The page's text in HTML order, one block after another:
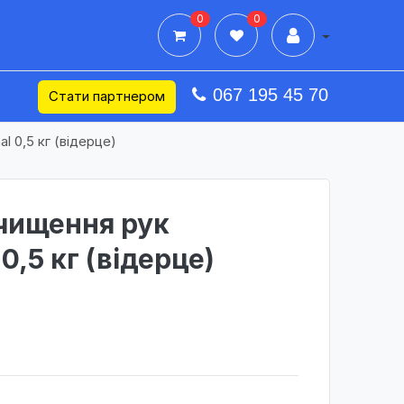
0 0
Стати партнером 067 195 45 70
0,5 кг (відерце)
рук
кг (відерце)